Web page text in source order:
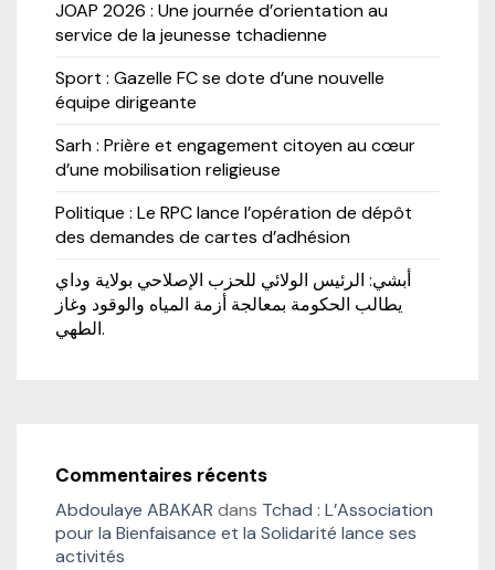
JOAP 2026 : Une journée d’orientation au
service de la jeunesse tchadienne
Sport : Gazelle FC se dote d’une nouvelle
équipe dirigeante
Sarh : Prière et engagement citoyen au cœur
d’une mobilisation religieuse
Politique : Le RPC lance l’opération de dépôt
des demandes de cartes d’adhésion
أبشي: الرئيس الولائي للحزب الإصلاحي بولاية وداي
يطالب الحكومة بمعالجة أزمة المياه والوقود وغاز
الطهي.
Commentaires récents
Abdoulaye ABAKAR dans Tchad : L’Association
pour la Bienfaisance et la Solidarité lance ses
activités